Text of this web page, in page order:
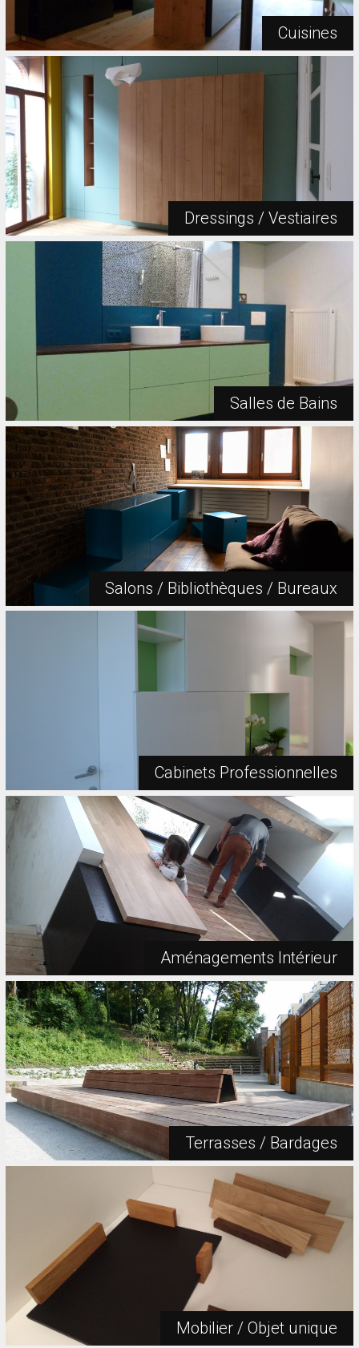
Cuisines
Dressings / Vestiaires
Salles de Bains
Salons / Bibliothèques / Bureaux
Cabinets Professionnelles
Aménagements Intérieur
Terrasses / Bardages
Mobilier / Objet unique